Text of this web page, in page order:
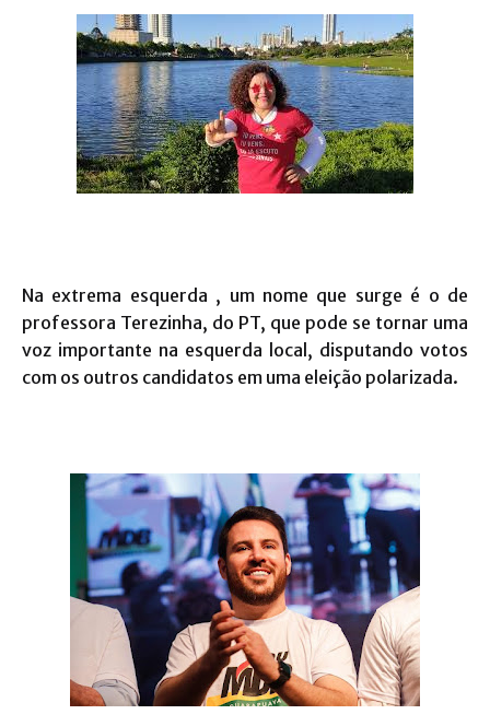
Na extrema esquerda , um nome que surge é o de
professora Terezinha, do PT, que pode se tornar uma
voz importante na esquerda local, disputando votos
com os outros candidatos em uma eleição polarizada.